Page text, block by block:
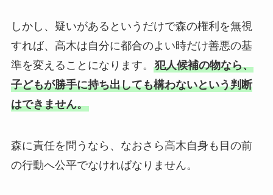
しかし、疑いがあるというだけで森の権利を無視
すれば、高木は自分に都合のよい時だけ善悪の基
準を変えることになります。 犯人候補の物なら、
子どもが勝手に持ち出しても構わないという判断
はできません。
森に責任を問うなら、なおさら高木自身も目の前
の行動へ公平でなければなりません。